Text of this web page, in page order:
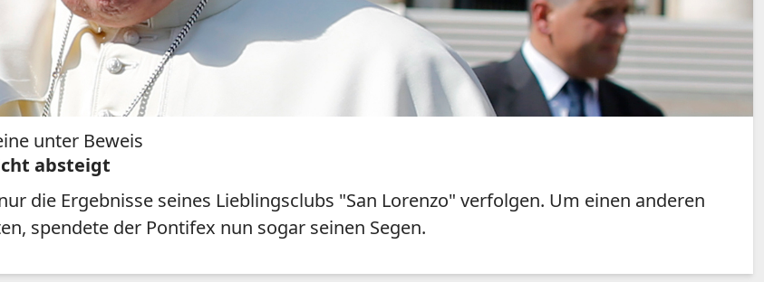
unter Beweis
absteigt
die Ergebnisse seines Lieblingsclubs "San Lorenzo" verfolgen. Um einen anderen
spendete der Pontifex nun sogar seinen Segen.